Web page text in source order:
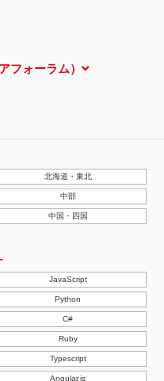
個人情報の取得
が提供するプログラムを利用
ティング広告（サイト閲覧情
にあわせて広告を配信する広
ユーザーのサイト訪問履歴
ています（ただし、個人を特
れておりません）。
に必要かつ適切な措置を講じ
、相談等の問合せ先
談窓口
【2019年10月7日 改訂】
フォーラム）
北海道・東北
中部
中国・四国
JavaScript
Python
C#
Ruby
Typescript
Angular.js